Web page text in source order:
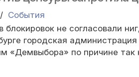
События
блокировок не согласовали
городская администрация
«Демвыбора» по причине